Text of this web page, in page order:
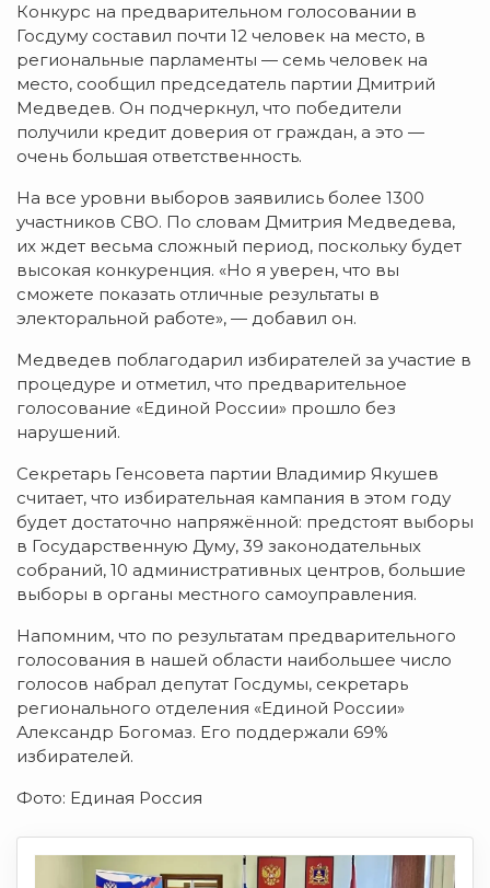
Конкурс на предварительном голосовании в
Госдуму составил почти 12 человек на место, в
региональные парламенты — семь человек на
место, сообщил председатель партии Дмитрий
Медведев. Он подчеркнул, что победители
получили кредит доверия от граждан, а это —
очень большая ответственность.
На все уровни выборов заявились более 1300
участников СВО. По словам Дмитрия Медведева,
их ждет весьма сложный период, поскольку будет
высокая конкуренция. «Но я уверен, что вы
сможете показать отличные результаты в
электоральной работе», — добавил он.
Медведев поблагодарил избирателей за участие в
процедуре и отметил, что предварительное
голосование «Единой России» прошло без
нарушений.
Секретарь Генсовета партии Владимир Якушев
считает, что избирательная кампания в этом году
будет достаточно напряжённой: предстоят выборы
в Государственную Думу, 39 законодательных
собраний, 10 административных центров, большие
выборы в органы местного самоуправления.
Напомним, что по результатам предварительного
голосования в нашей области наибольшее число
голосов набрал депутат Госдумы, секретарь
регионального отделения «Единой России»
Александр Богомаз. Его поддержали 69%
избирателей.
Фото: Единая Россия